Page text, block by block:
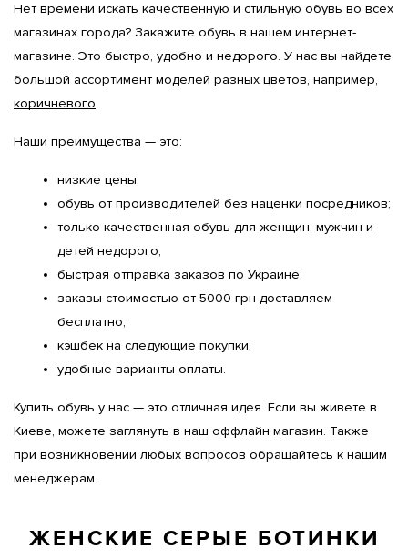
Нет времени искать качественную и стильную обувь во всех
магазинах города? Закажите обувь в нашем интернет-
магазине. Это быстро, удобно и недорого. У нас вы найдете
коричневого.
Наши преимущества — это:
низкие цены;
обувь от производителей без наценки посредников;
только качественная обувь для женщин, мужчин и
детей недорого;
быстрая отправка заказов по Украине;
заказы стоимостью от 5000 грн доставляем
бесплатно;
кэшбек на следующие покупки;
удобные варианты оплаты.
Купить обувь у нас — это отличная идея. Если вы живете в
Киеве, можете заглянуть в наш оффлайн магазин. Также
при возникновении любых вопросов обращайтесь к нашим
менеджерам.
ЖЕНСКИЕ СЕРЫЕ БОТИНКИ